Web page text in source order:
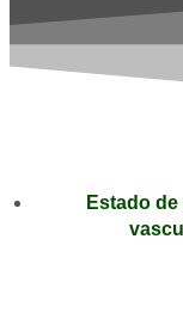
Estado